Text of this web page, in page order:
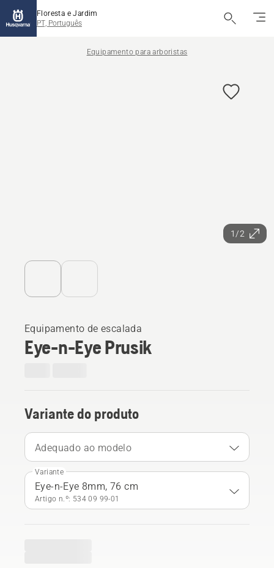
Floresta e Jardim
PT, Português
Equipamento para arboristas
1/2
Equipamento de escalada
Eye-n-Eye Prusik
Variante do produto
Adequado ao modelo
Variante
Eye-n-Eye 8mm, 76 cm
Artigo n.º: 534 09 99‑01